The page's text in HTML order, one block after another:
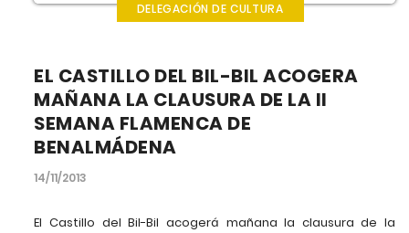
DELEGACIÓN DE CULTURA
EL CASTILLO DEL BIL-BIL ACOGERA
MAÑANA LA CLAUSURA DE LA II
SEMANA FLAMENCA DE
BENALMÁDENA
14/11/2013
El Castillo del Bil-Bil acogerá mañana la clausura de la